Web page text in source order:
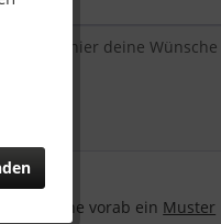
hätte gerne vorab ein Muster